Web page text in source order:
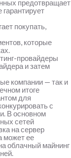
предотвращает
покупать,
которые
провайдеры
и затем
компании — так и
итоге
для
с
В основном
сетей
на сервер
может ее
облачный майнинг